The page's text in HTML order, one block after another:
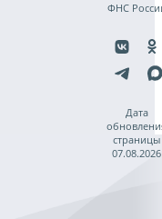
ФНС
Дата
страницы
07.08.2026